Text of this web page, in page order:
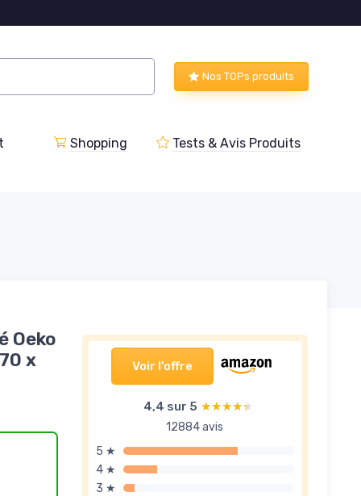
Nos TOPs produits
Shopping Tests & Avis Produits
Voir l'offre
4,4 sur 5 ★★★★★
★★★★★
12884 avis
5 ★
4 ★
3 ★
Oeko
x